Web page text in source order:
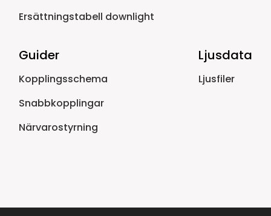
Ersättningstabell downlight
Guider
Kopplingsschema
Snabbkopplingar
Närvarostyrning
Ljusdata
Ljusfiler